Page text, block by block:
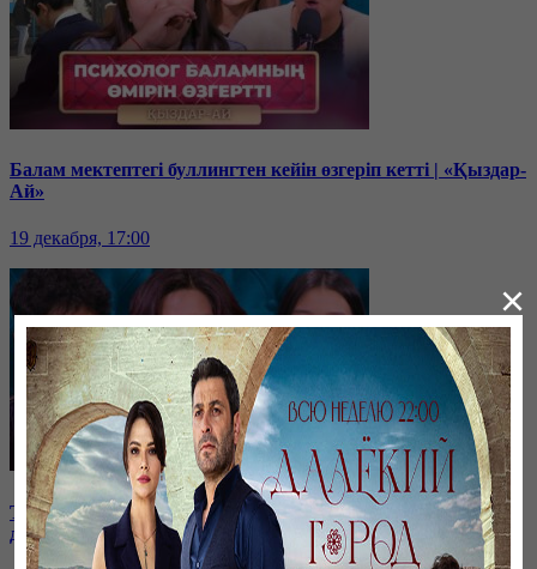
Балам мектептегі буллингтен кейін өзгеріп кетті | «Қыздар-
Ай»
19 декабря, 17:00
ТОЛЫҚ НҰСҚА! | Қазақстанның жетістікке жеткен
дарынды жастары | «Қыздар-Ай»
×